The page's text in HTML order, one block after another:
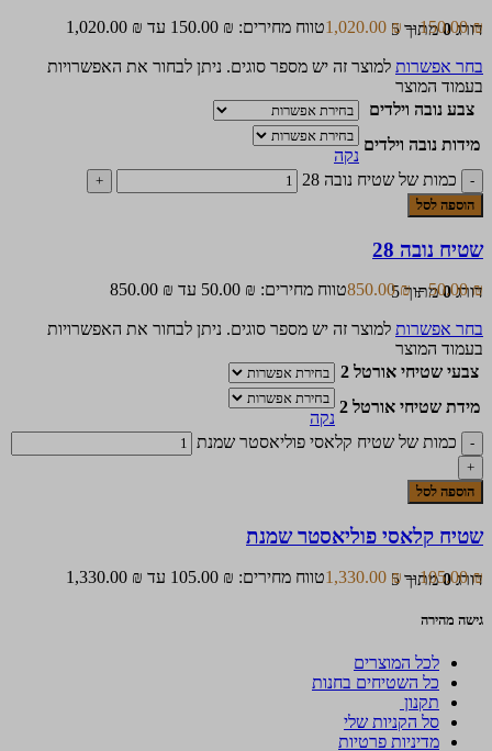
דורג0מתוך 5150.00₪
–
1,020.00 ₪ טווח מחירים: ⁦150.00 ₪⁩ עד ⁦1,020.00 ₪⁩
בחר אפשרות למוצר זה יש מספר סוגים. ניתן לבחור את האפשרויות
בעמוד המוצר
צבע נובה וילדים
מידות נובה וילדים
נקה
כמות של שטיח נובה 28
הוספה לסל
שטיח נובה 28
דורג0מתוך 550.00₪
–
850.00₪ טווח מחירים: ⁦50.00 ₪⁩ עד ⁦850.00 ₪⁩
בחר אפשרות למוצר זה יש מספר סוגים. ניתן לבחור את האפשרויות
בעמוד המוצר
צבעי שטיחי אורטל 2
מידת שטיחי אורטל 2
נקה
כמות של שטיח קלאסי פוליאסטר שמנת
הוספה לסל
שטיח קלאסי פוליאסטר שמנת
דורג0מתוך 5105.00₪
–
1,330.00 ₪ טווח מחירים: ⁦105.00 ₪⁩ עד ⁦1,330.00 ₪⁩
גישה מהירה
לכל המוצרים
כל השטיחים בחנות
תקנון
סל הקניות שלי
מדיניות פרטיות